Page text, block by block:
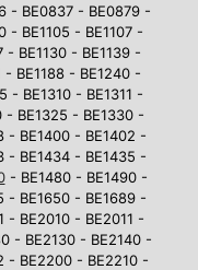
- BE0837 - BE0879 -
- BE1105 - BE1107 -
- BE1130 - BE1139 -
- BE1188 - BE1240 -
- BE1310 - BE1311 -
- BE1325 - BE1330 -
- BE1400 - BE1402 -
- BE1434 - BE1435 -
- BE1480 - BE1490 -
- BE1650 - BE1689 -
- BE2010 - BE2011 -
- BE2130 - BE2140 -
- BE2200 - BE2210 -